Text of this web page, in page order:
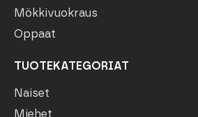
Mökkivuokraus
Oppaat
TUOTEKATEGORIAT
Naiset
Miehet